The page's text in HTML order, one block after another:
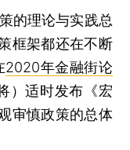
的理论与实践总
框架都还在不断
2020年金融街论
）适时发布《宏
审慎政策的总体